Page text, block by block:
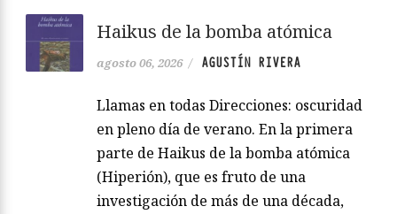
Haikus de la bomba atómica
agosto 06, 2026 / AGUSTÍN RIVERA
Llamas en todas Direcciones: oscuridad
en pleno día de verano. En la primera
parte de Haikus de la bomba atómica
(Hiperión), que es fruto de una
investigación de más de una década,